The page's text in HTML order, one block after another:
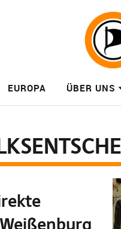
EUROPA ÜBER UNS